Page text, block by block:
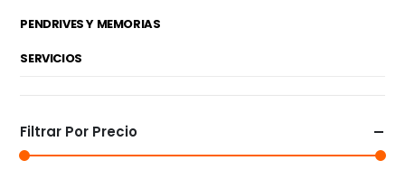
PENDRIVES Y MEMORIAS
SERVICIOS
Filtrar Por Precio